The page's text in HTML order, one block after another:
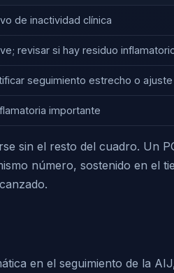
de inactividad clínica
revisar si hay residuo
seguimiento estrecho o
importante
sin el resto del cuadro. Un
número, sostenido en el
en el seguimiento de la